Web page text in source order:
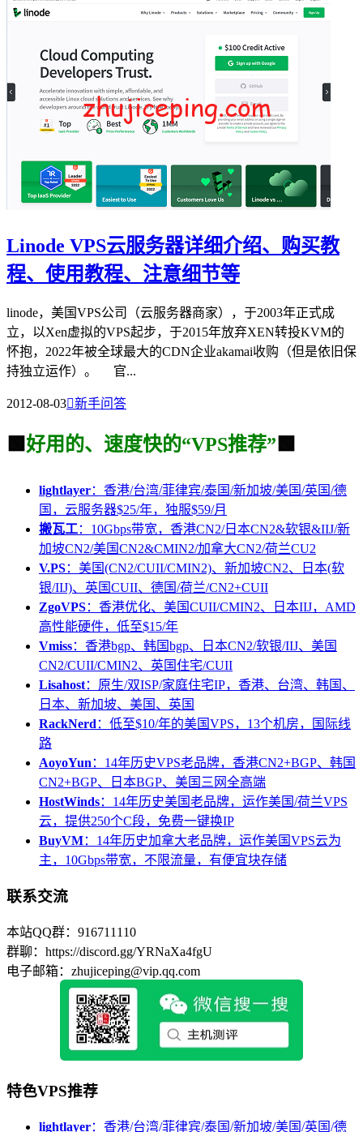
Linode VPS云服务器详细介绍、购买教
程、使用教程、注意细节等
linode，美国VPS公司（云服务器商家），于2003年正式成
立，以Xen虚拟的VPS起步，于2015年放弃XEN转投KVM的
怀抱，2022年被全球最大的CDN企业akamai收购（但是依旧保
持独立运作）。 官...
2012-08-03新手问答
🟩 好用的、速度快的“VPS推荐” 🟩
lightlayer：香港/台湾/菲律宾/泰国/新加坡/美国/英国/德
国，云服务器$25/年，独服$59/月
搬瓦工：10Gbps带宽，香港CN2/日本CN2&软银&IIJ/新
加坡CN2/美国CN2&CMIN2/加拿大CN2/荷兰CU2
V.PS：美国(CN2/CUII/CMIN2)、新加坡CN2、日本(软
银/IIJ)、英国CUII、德国/荷兰/CN2+CUII
ZgoVPS：香港优化、美国CUII/CMIN2、日本IIJ，AMD
高性能硬件，低至$15/年
Vmiss：香港bgp、韩国bgp、日本CN2/软银/IIJ、美国
CN2/CUII/CMIN2、英国住宅/CUII
Lisahost：原生/双ISP/家庭住宅IP，香港、台湾、韩国、
日本、新加坡、美国、英国
RackNerd ：低至$10/年的美国VPS，13个机房，国际线
路
AoyoYun ：14年历史VPS老品牌，香港CN2+BGP、韩国
CN2+BGP、日本BGP、美国三网全高端
HostWinds：14年历史美国老品牌，运作美国/荷兰VPS
云，提供250个C段，免费一键换IP
BuyVM：14年历史加拿大老品牌，运作美国VPS云为
主，10Gbps带宽，不限流量，有便宜块存储
联系交流
本站QQ群：916711110
群聊：https://discord.gg/YRNaXa4fgU
电子邮箱：zhujiceping@vip.qq.com
特色VPS推荐
lightlayer：香港/台湾/菲律宾/泰国/新加坡/美国/英国/德